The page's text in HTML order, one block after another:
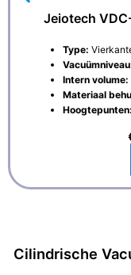
Jeiotech
Type:
Intern volume:
Materiaal
Hoogtepunten:
Cilindrische